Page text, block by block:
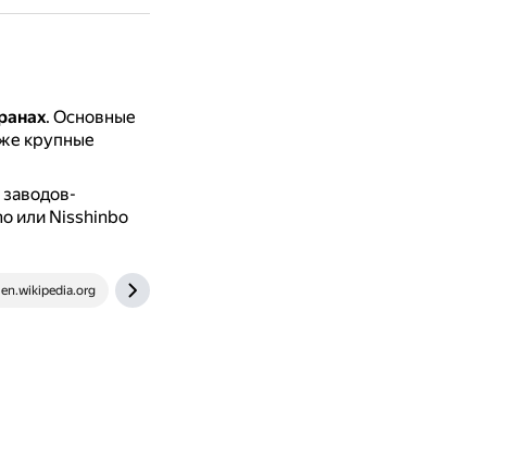
. Основные
крупные
или Nisshinbo
en.wikipedia.org